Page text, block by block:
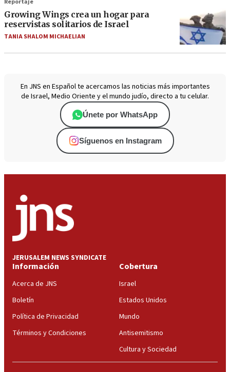
Reportaje
Growing Wings crea un hogar para
reservistas solitarios de Israel
TANIA SHALOM MICHAELIAN
En JNS en Español te acercamos las noticias más importantes
de Israel, Medio Oriente y el mundo judío, directo a tu celular.
Únete por WhatsApp
Síguenos en Instagram
JERUSALEM NEWS SYNDICATE
Información
Acerca de JNS
Boletín
Política de Privacidad
Términos y Condiciones
Cobertura
Israel
Estados Unidos
Mundo
Antisemitismo
Cultura y Sociedad